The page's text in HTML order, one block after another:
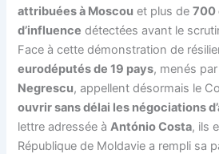
attribuées à Moscou et plus de700
d’influence détectées avant le
Face à cette démonstration de
eurodéputés de 19 pays, menés
Negrescu, appellent désormais le
ouvrir sans délai les négociations
lettre adressée àAntónio Costa, ils
République de Moldavie a rempli sa